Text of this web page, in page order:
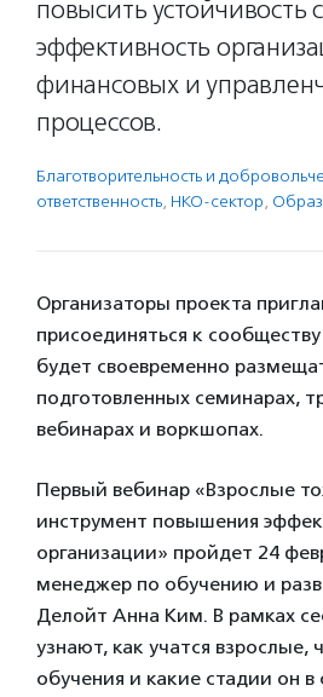
повысить устойчивость
эффективность
финансовых и
процессов.
Благотвори­тель­ность и
ответственность, НКО-сектор,
Организаторы проекта
присоединяться к сообществу
будет своевременно
подготовленных семинарах,
вебинарах и воркшопах.
Первый вебинар «Взрослые
инструмент повышения
организации» пройдет 24
менеджер по обучению и
Делойт Анна Ким. В рамках
узнают, как учатся взрослые,
обучения и какие стадии он